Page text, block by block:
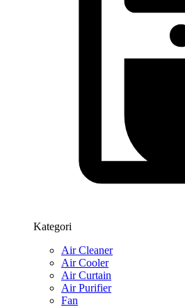
Kategori
Air Cleaner
Air Cooler
Air Curtain
Air Purifier
Fan